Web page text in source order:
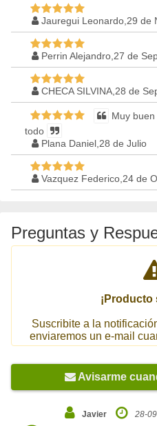
Jauregui Leonardo,29 de
Perrin Alejandro,27 de
CHECA SILVINA,28 de
Muy
todo
Plana Daniel,28 de Julio
Vazquez Federico,24 de
Preguntas y
¡Producto
Suscribite a la
enviaremos un e-mail
Avisarme
Javier 28-